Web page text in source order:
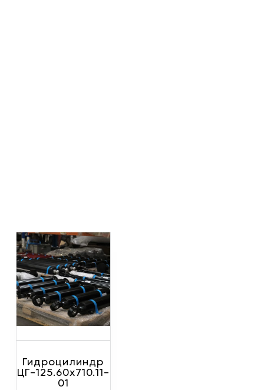
Гидроцилиндр
ЦГ-125.60х710.11-
01